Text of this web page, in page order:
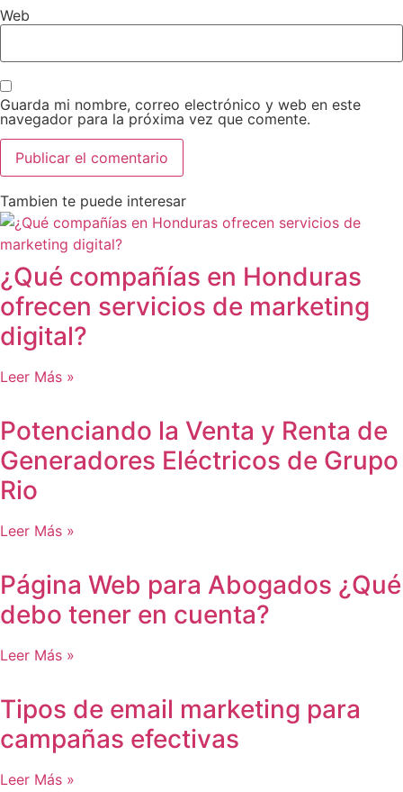
Web
Guarda mi nombre, correo electrónico y web en este
navegador para la próxima vez que comente.
Tambien te puede interesar
¿Qué compañías en Honduras
ofrecen servicios de marketing
digital?
Leer Más »
Potenciando la Venta y Renta de
Generadores Eléctricos de Grupo
Rio
Leer Más »
Página Web para Abogados ¿Qué
debo tener en cuenta?
Leer Más »
Tipos de email marketing para
campañas efectivas
Leer Más »